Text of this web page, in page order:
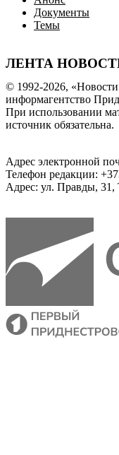
Документы
Темы
ЛЕНТА
© 1992-2026,
информагентство
При использовании
источник обязательна.
Адрес электронной
Телефон редакции:
Адрес: ул. Правды, 31,